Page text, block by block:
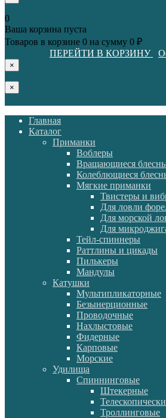
0
Ваша корзина пуста
Товаров в корзине 0 на сумму 0 ₽
ПЕРЕЙТИ В КОРЗИНУ
×
×
Главная
Каталог
Приманки
Воблеры
Вращающиеся
Колеблющиеся
Мягкие приманки
Твистеры и
Для ловли
Для морской
Для
Тейл-спиннеры
Раттлины и цикады
Пилькеры
Мандулы
Катушки
Мультипликаторные
Безынерционные
Проводочные
Нахлыстовые
Фидерные
Карповые
Морские
Удилища
Спиннинговые
Штекерные
Троллинговые